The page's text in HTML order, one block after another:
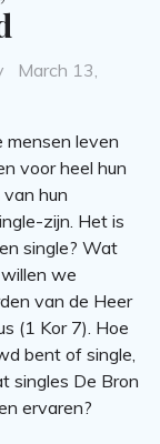
Posted
March 13,
mensen leven
voor heel hun
hun
zijn. Het is
single? Wat
we
van de Heer
(1 Kor 7). Hoe
bent of single,
singles De Bron
ervaren?